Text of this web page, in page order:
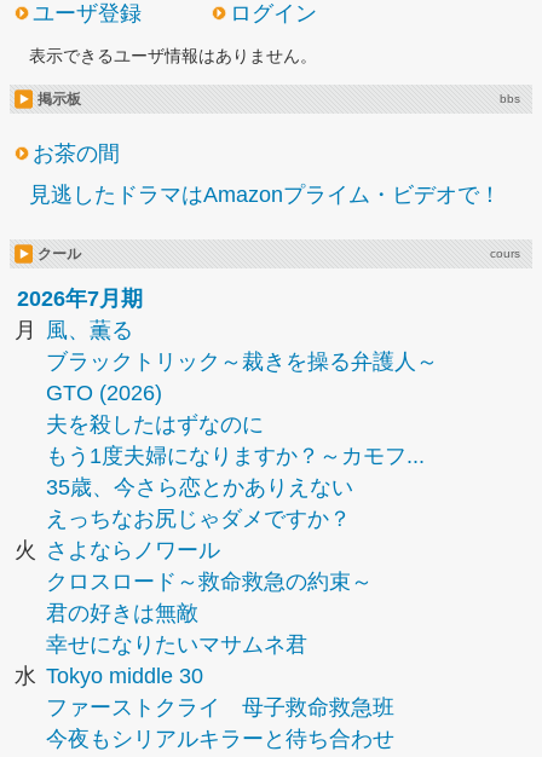
ユーザ登録 ログイン
表示できるユーザ情報はありません。
掲示板 bbs
お茶の間
見逃したドラマはAmazonプライム・ビデオで！
クール cours
2026年7月期
月
風、薫る
ブラックトリック～裁きを操る弁護人～
GTO (2026)
夫を殺したはずなのに
もう1度夫婦になりますか？～カモフ...
35歳、今さら恋とかありえない
えっちなお尻じゃダメですか？
火
さよならノワール
クロスロード～救命救急の約束～
君の好きは無敵
幸せになりたいマサムネ君
水 Tokyo middle 30
ファーストクライ 母子救命救急班
今夜もシリアルキラーと待ち合わせ